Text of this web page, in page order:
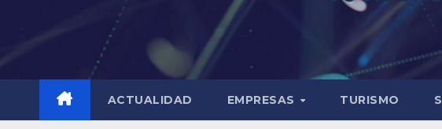
ACTUALIDAD EMPRESAS TURISMO